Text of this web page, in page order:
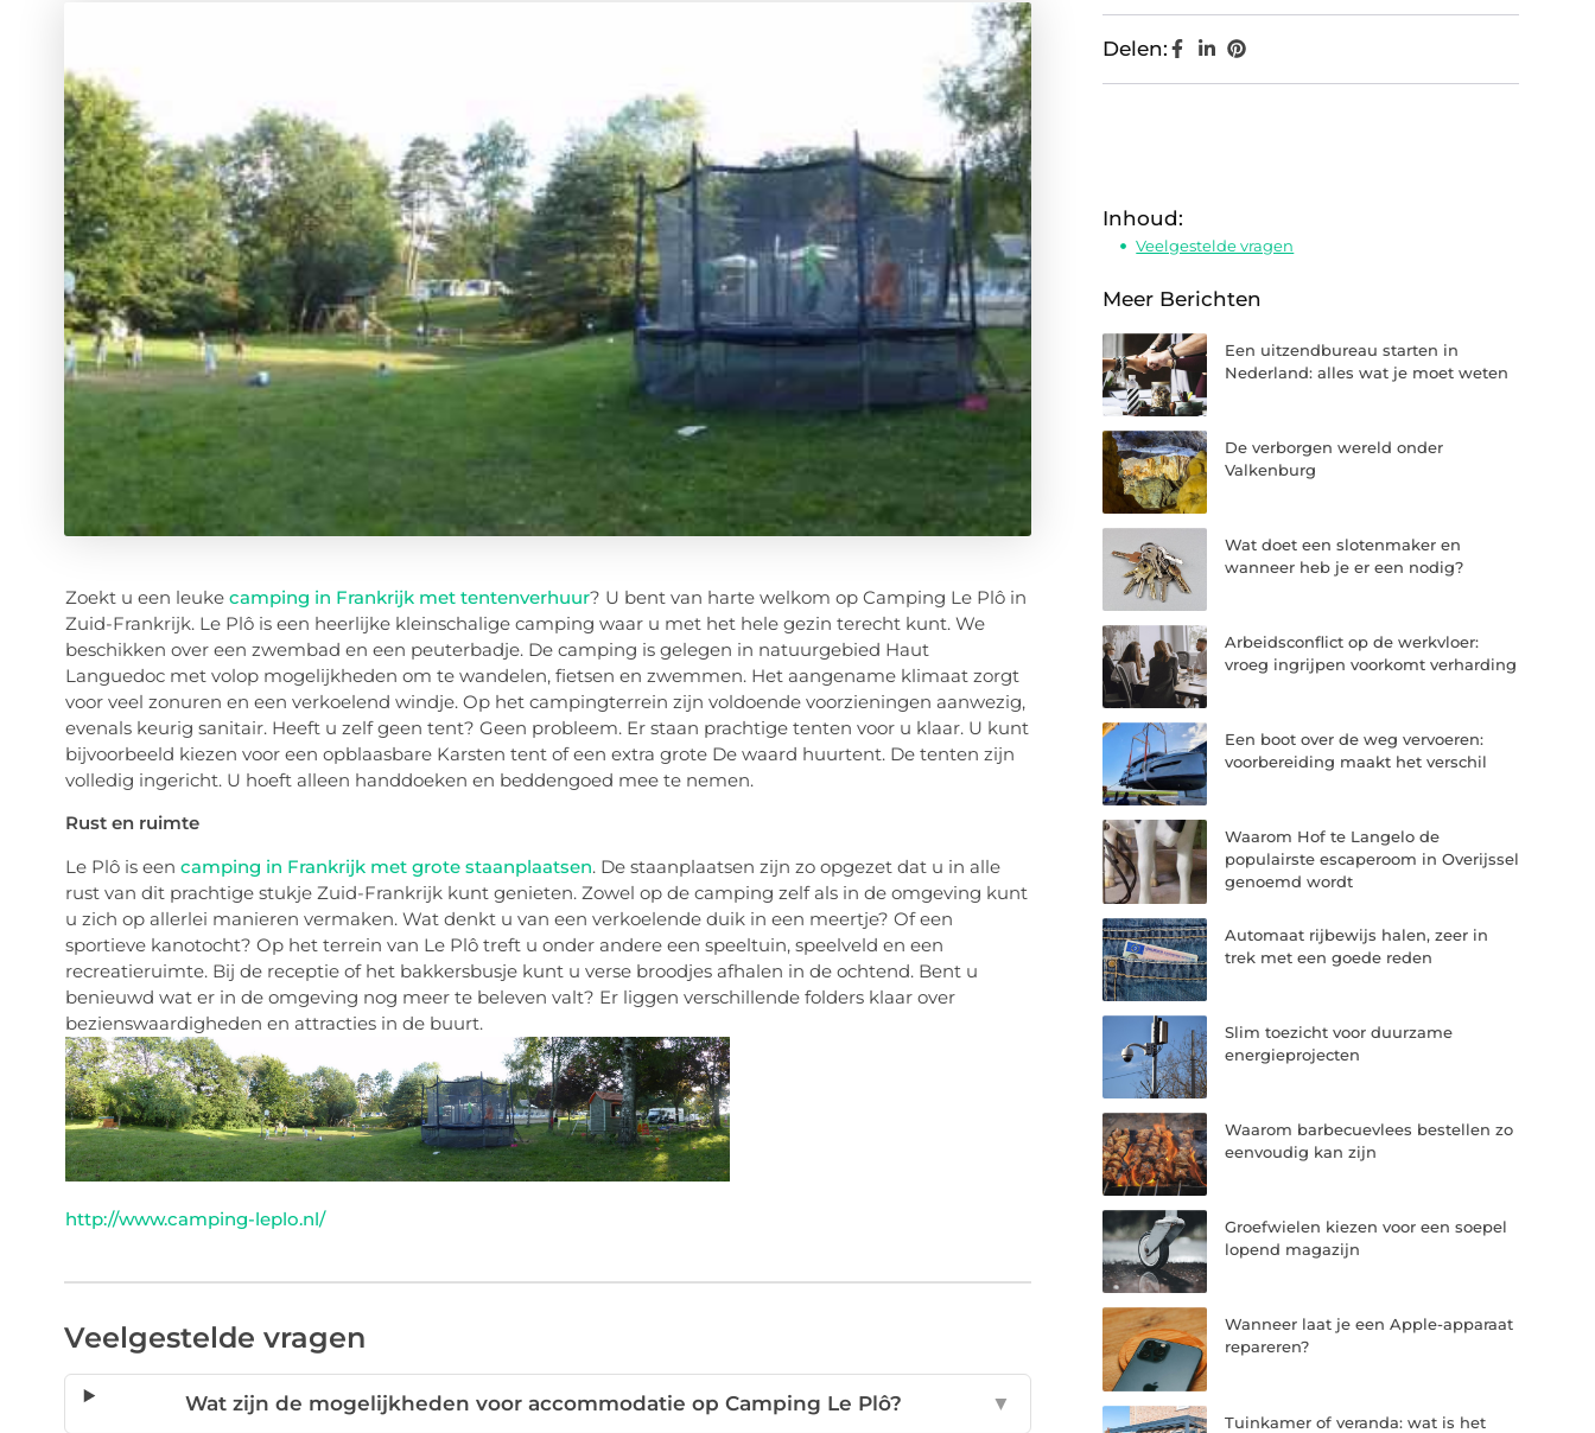
Zoekt u een leuke camping in Frankrijk met tentenverhuur? U bent van harte welkom op Camping Le Plô in
Zuid-Frankrijk. Le Plô is een heerlijke kleinschalige camping waar u met het hele gezin terecht kunt. We
beschikken over een zwembad en een peuterbadje. De camping is gelegen in natuurgebied Haut
Languedoc met volop mogelijkheden om te wandelen, fietsen en zwemmen. Het aangename klimaat zorgt
voor veel zonuren en een verkoelend windje. Op het campingterrein zijn voldoende voorzieningen aanwezig,
evenals keurig sanitair. Heeft u zelf geen tent? Geen probleem. Er staan prachtige tenten voor u klaar. U kunt
bijvoorbeeld kiezen voor een opblaasbare Karsten tent of een extra grote De waard huurtent. De tenten zijn
volledig ingericht. U hoeft alleen handdoeken en beddengoed mee te nemen.
Rust en ruimte
Le Plô is een camping in Frankrijk met grote staanplaatsen. De staanplaatsen zijn zo opgezet dat u in alle
rust van dit prachtige stukje Zuid-Frankrijk kunt genieten. Zowel op de camping zelf als in de omgeving kunt
u zich op allerlei manieren vermaken. Wat denkt u van een verkoelende duik in een meertje? Of een
sportieve kanotocht? Op het terrein van Le Plô treft u onder andere een speeltuin, speelveld en een
recreatieruimte. Bij de receptie of het bakkersbusje kunt u verse broodjes afhalen in de ochtend. Bent u
benieuwd wat er in de omgeving nog meer te beleven valt? Er liggen verschillende folders klaar over
bezienswaardigheden en attracties in de buurt.
http://www.camping-leplo.nl/
Veelgestelde vragen
Wat zijn de mogelijkheden voor accommodatie op Camping Le Plô? ▼
Delen:
Inhoud:
Veelgestelde vragen
Meer Berichten
Een uitzendbureau starten in
Nederland: alles wat je moet weten
De verborgen wereld onder
Valkenburg
Wat doet een slotenmaker en
wanneer heb je er een nodig?
Arbeidsconflict op de werkvloer:
vroeg ingrijpen voorkomt verharding
Een boot over de weg vervoeren:
voorbereiding maakt het verschil
Waarom Hof te Langelo de
populairste escaperoom in Overijssel
genoemd wordt
Automaat rijbewijs halen, zeer in
trek met een goede reden
Slim toezicht voor duurzame
energieprojecten
Waarom barbecuevlees bestellen zo
eenvoudig kan zijn
Groefwielen kiezen voor een soepel
lopend magazijn
Wanneer laat je een Apple-apparaat
repareren?
Tuinkamer of veranda: wat is het